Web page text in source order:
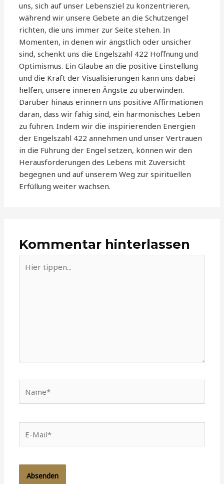
uns, sich auf unser Lebensziel zu konzentrieren,
während wir unsere Gebete an die Schutzengel
richten, die uns immer zur Seite stehen. In
Momenten, in denen wir ängstlich oder unsicher
sind, schenkt uns die Engelszahl 422 Hoffnung und
Optimismus. Ein Glaube an die positive Einstellung
und die Kraft der Visualisierungen kann uns dabei
helfen, unsere inneren Ängste zu überwinden.
Darüber hinaus erinnern uns positive Affirmationen
daran, dass wir fähig sind, ein harmonisches Leben
zu führen. Indem wir die inspirierenden Energien
der Engelszahl 422 annehmen und unser Vertrauen
in die Führung der Engel setzen, können wir den
Herausforderungen des Lebens mit Zuversicht
begegnen und auf unserem Weg zur spirituellen
Erfüllung weiter wachsen.
Kommentar hinterlassen
tippen...
Mail*